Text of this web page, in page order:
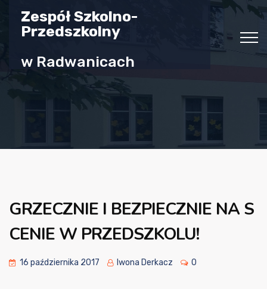
Zespół Szkolno-
Przedszkolny
w Radwanicach
GRZECZNIE I BEZPIECZNIE NA S
CENIE W PRZEDSZKOLU!
16 października 2017 Iwona Derkacz 0